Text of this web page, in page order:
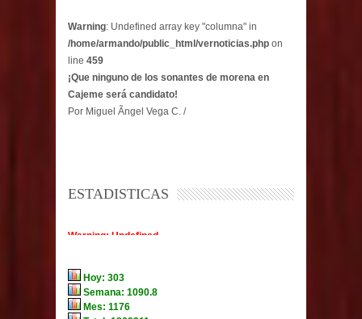
Warning: Undefined array key "columna" in
/home/armando/public_html/vernoticias.php on
line 459
¡Que ninguno de los sonantes de morena en
Cajeme será candidato!
Por Miguel Ãngel Vega C. /
ESTADISTICAS